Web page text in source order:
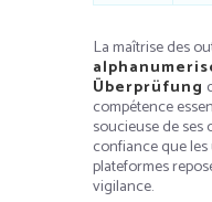
La maîtrise des
Überprüfung
compétence
soucieuse de ses
confiance que
plateformes
vigilance.